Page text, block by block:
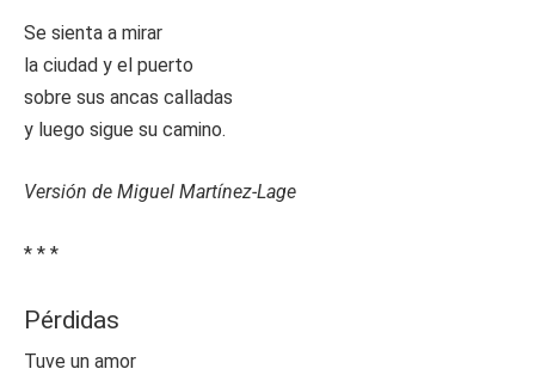
Se sienta a mirar
la ciudad y el puerto
sobre sus ancas calladas
y luego sigue su camino.
Versión de Miguel Martínez-Lage
* * *
Pérdidas
Tuve un amor